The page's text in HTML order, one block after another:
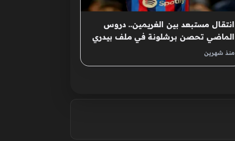
انتقال مستبعد بين الغريمين.. دروس
الماضي تحصن برشلونة في ملف بيدري
منذ شهرين